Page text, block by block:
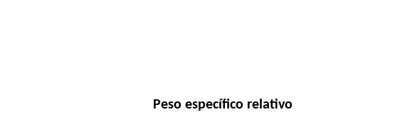
Peso específico relativo